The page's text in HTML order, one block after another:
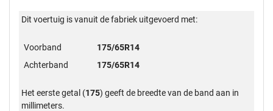
Dit voertuig is vanuit de fabriek uitgevoerd met:
Voorband
175/65R14
Achterband
175/65R14
Het eerste getal (175) geeft de breedte van de band aan in
millimeters.